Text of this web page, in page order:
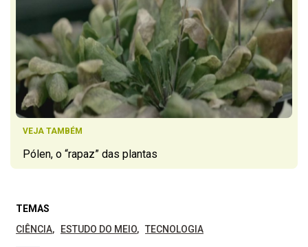
VEJA TAMBÉM
Pólen, o “rapaz” das plantas
TEMAS
CIÊNCIA
ESTUDO DO MEIO TECNOLOGIA